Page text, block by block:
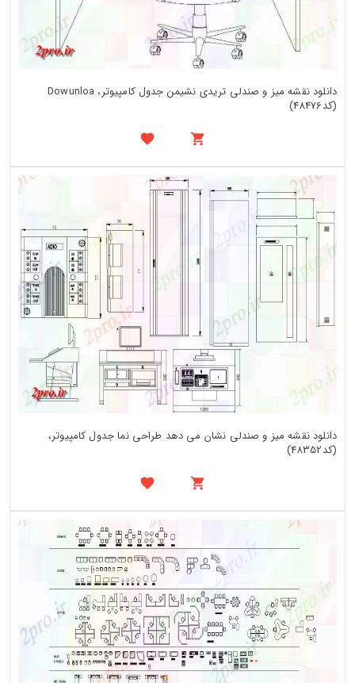
دانلود نقشه میز و صندلی تریدی نشیمن جدول کامپیوتر، Dowunloa
(کد48476)
دانلود نقشه میز و صندلی نشان می دهد طراحی نما جدول کامپیوتر،
(کد48352)